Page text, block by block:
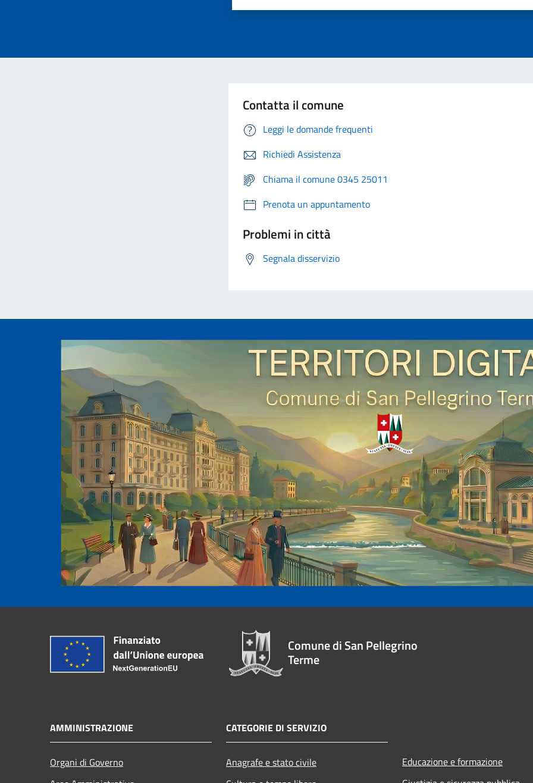
Contatta il comune
Leggi le domande frequenti
Richiedi Assistenza
Chiama il comune 0345 25011
Prenota un appuntamento
Problemi in città
Segnala disservizio
Comune di San Pellegrino
Terme
AMMINISTRAZIONE
Organi di Governo
CATEGORIE DI SERVIZIO
Anagrafe e stato civile
Educazione e formazione